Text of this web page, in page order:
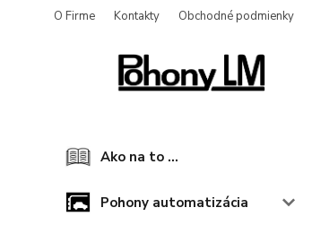
O Firme Kontakty Obchodné podmienky
Ako na to ...
Pohony automatizácia